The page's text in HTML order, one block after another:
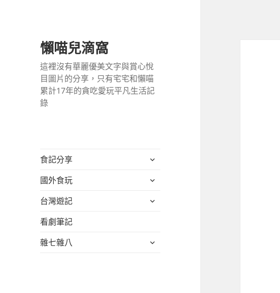
懶喵兒滴窩
這裡沒有華麗優美文字與賞心悅
目圖片的分享，只有宅宅和懶喵
累計17年的貪吃愛玩平凡生活記
錄
食記分享
展
子
單
國外食玩
展
子
台灣遊記
展
單
看劇筆記
雜七雜八
展